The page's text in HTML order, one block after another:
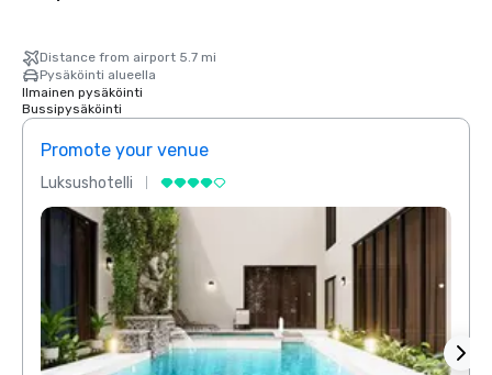
Distance from airport 5.7 mi
Pysäköinti alueella
Ilmainen pysäköinti
Bussipysäköinti
Promote your venue
Luksushotelli